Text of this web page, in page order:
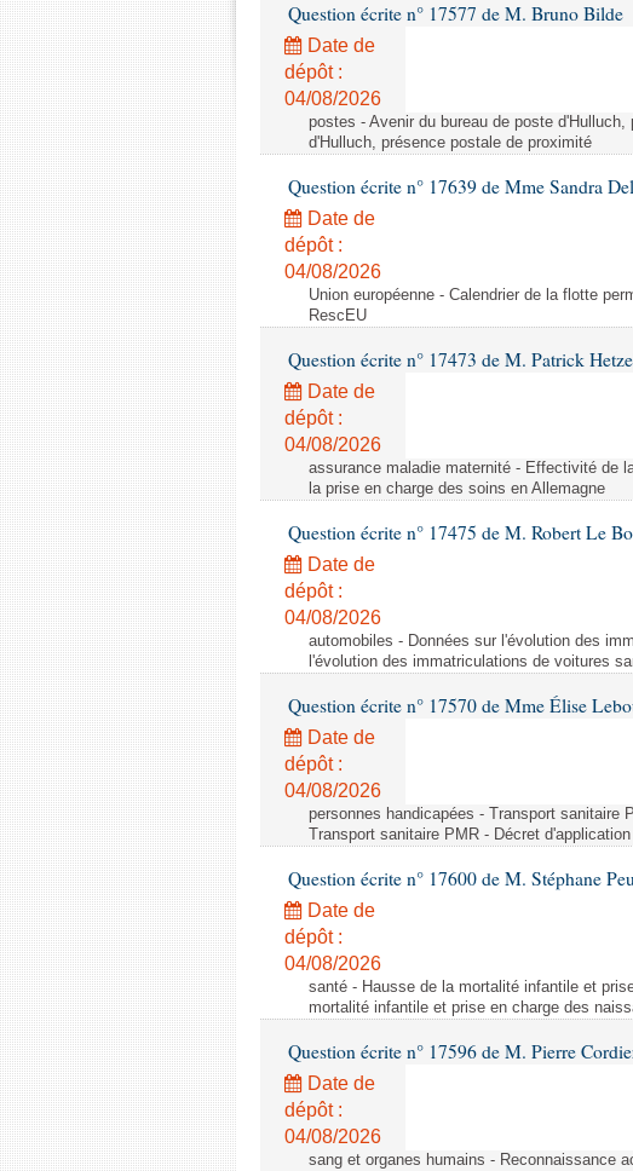
Question écrite n° 17577 de M. Bruno Bilde
Date de
dépôt :
04/08/2026
postes - Avenir du bureau de poste
d'Hulluch, présence postale de proximité
Question écrite n° 17639 de Mme Sandra
Date de
dépôt :
04/08/2026
Union européenne - Calendrier de la flotte
RescEU
Question écrite n° 17473 de M. Patrick
Date de
dépôt :
04/08/2026
assurance maladie maternité - Effectivité de
la prise en charge des soins en Allemagne
Question écrite n° 17475 de M. Robert Le
Date de
dépôt :
04/08/2026
automobiles - Données sur l'évolution des
l'évolution des immatriculations de voitures
Question écrite n° 17570 de Mme Élise
Date de
dépôt :
04/08/2026
personnes handicapées - Transport sanitaire
Transport sanitaire PMR - Décret
Question écrite n° 17600 de M. Stéphane
Date de
dépôt :
04/08/2026
santé - Hausse de la mortalité infantile et
mortalité infantile et prise en charge des
Question écrite n° 17596 de M. Pierre
Date de
dépôt :
04/08/2026
sang et organes humains - Reconnaissance